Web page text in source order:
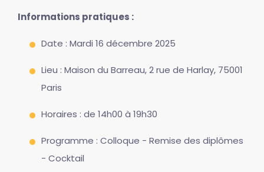
Informations pratiques :
Date : Mardi 16 décembre 2025
Lieu : Maison du Barreau, 2 rue de Harlay, 75001
Paris
Horaires : de 14h00 à 19h30
Programme : Colloque - Remise des diplômes
- Cocktail